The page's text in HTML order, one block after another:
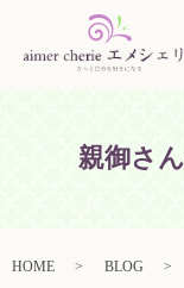
親御さ
HOME BLOG